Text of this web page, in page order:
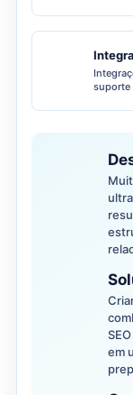
suporte
em